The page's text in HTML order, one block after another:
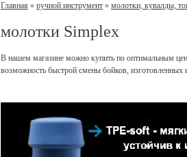
Главная » ручной инструмент » молотки, кувалды,
молотки Simplex
В нашем магазине можно купить по оптимальным
возможность быстрой смены бойков,